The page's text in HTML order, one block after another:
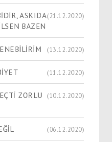
ASKIDA
BAZEN
(21.12.2020)
(13.12.2020)
(11.12.2020)
ZORLU
(10.12.2020)
(06.12.2020)